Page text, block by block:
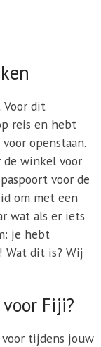
Voor dit
reis en hebt
openstaan.
winkel voor
voor de
om met een
wat als er iets
je hebt
Wat dit is? Wij
Fiji?
tijdens jouw